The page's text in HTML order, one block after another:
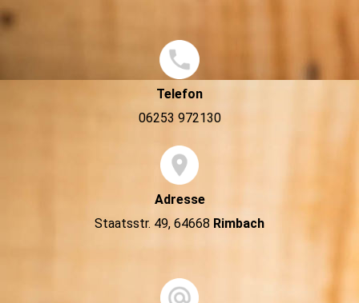
Telefon
06253 972130
Adresse
Staatsstr. 49, 64668 Rimbach